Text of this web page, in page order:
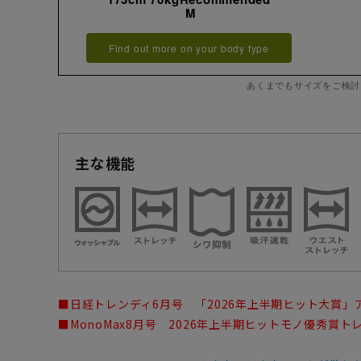
M
Find out more on your body type
あくまでもサイズをご検
主な機能
■日経トレンディ6月号 「2026年上半期ヒット大賞」
■MonoMax8月号 2026年上半期ヒットモノ優秀賞ト